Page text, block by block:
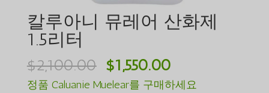
칼루아니 뮤레어 산화제
1.5리터
$2,100.00 원
래
$1,550.00현
재
정품 Caluanie Muelear를 구매하세요